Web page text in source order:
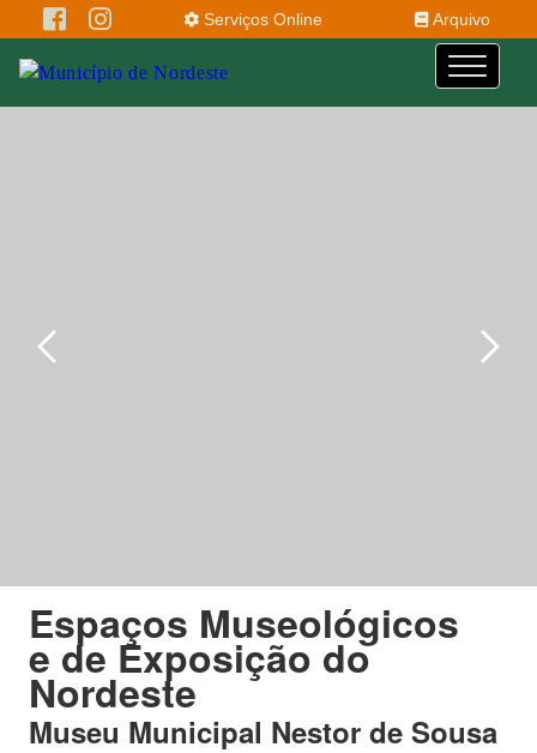
Serviços Online Arquivo
Espaços Museológicos
e de Exposição do
Nordeste
Museu Municipal Nestor de Sousa